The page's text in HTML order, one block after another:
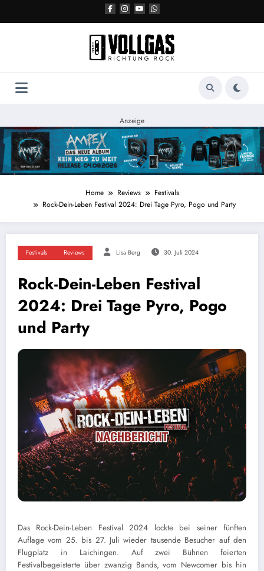
Anzeige
Home Reviews
Festivals
Rock-Dein-Leben Festival 2024: Drei Tage Pyro, Pogo und Party
Festivals Reviews Lisa Berg 30. Juli 2024
Rock-Dein-Leben Festival
2024: Drei Tage Pyro, Pogo
und Party
Das Rock-Dein-Leben Festival 2024 lockte bei seiner fünften
Auflage vom 25. bis 27. Juli wieder tausende Besucher auf den
Flugplatz in Laichingen. Auf zwei Bühnen feierten
Festivalbegeisterte über zwanzig Bands, vom Newcomer bis hin